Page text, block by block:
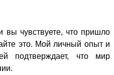
вы чувствуете, что пришло
это. Мой личный опыт и
подтверждает, что мир